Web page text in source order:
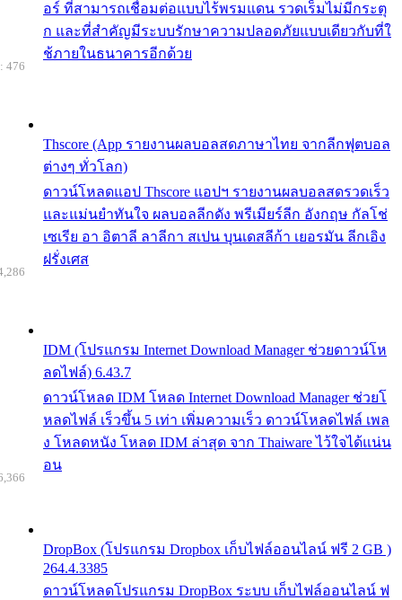
อร์ ที่สามารถเชื่อมต่อแบบไร้พรมแดน รวดเร็มไม่มีกระตุ
ก และที่สำคัญมีระบบรักษาความปลอดภัยแบบเดียวกับที่ใ
ช้ภายในธนาคารอีกด้วย
Thscore (App รายงานผลบอลสดภาษาไทย จากลีกฟุตบอล
ต่างๆ ทั่วโลก)
ดาวน์โหลดแอป Thscore แอปฯ รายงานผลบอลสดรวดเร็ว
และแม่นยำทันใจ ผลบอลลีกดัง พรีเมียร์ลีก อังกฤษ กัลโช่
เซเรีย อา อิตาลี ลาลีกา สเปน บุนเดสลีก้า เยอรมัน ลีกเอิง
ฝรั่งเศส
476
IDM (โปรแกรม Internet Download Manager ช่วยดาวน์โห
ลดไฟล์) 6.43.7
ดาวน์โหลด IDM โหลด Internet Download Manager ช่วยโ
หลดไฟล์ เร็วขึ้น 5 เท่า เพิ่มความเร็ว ดาวน์โหลดไฟล์ เพล
ง โหลดหนัง โหลด IDM ล่าสุด จาก Thaiware ไว้ใจได้แน่น
อน
DropBox (โปรแกรม Dropbox เก็บไฟล์ออนไลน์ ฟรี 2 GB )
264.4.3385
ดาวน์โหลดโปรแกรม DropBox ระบบ เก็บไฟล์ออนไลน์ ฟ